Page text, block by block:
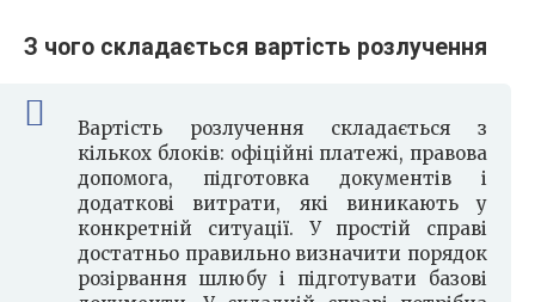
З чого складається вартість розлучення
Вартість розлучення складається з
кількох блоків: офіційні платежі, правова
допомога, підготовка документів і
додаткові витрати, які виникають у
конкретній ситуації. У простій справі
достатньо правильно визначити порядок
розірвання шлюбу і підготувати базові